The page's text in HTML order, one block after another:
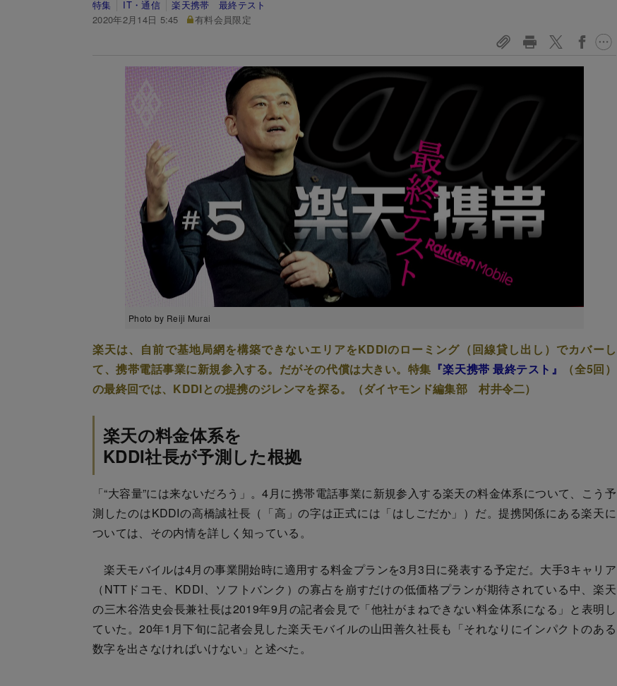
特集 IT・通信
楽天携帯 最終テスト
2020年2月14日 5:45
有料会員限定
Photo by Reiji Murai
楽天は、自前で基地局網を構築できないエリアをKDDIのローミング（回線貸し出し）でカバーし
て、携帯電話事業に新規参入する。だがその代償は大きい。特集 『楽天携帯 最終テスト』
（全5回）
の最終回では、KDDIとの提携のジレンマを探る。（ダイヤモンド編集部 村井令二）
楽天の料金体系を
KDDI社長が予測した根拠
「“大容量”には来ないだろう」。4月に携帯電話事業に新規参入する楽天の料金体系について、こう予
測したのはKDDIの高橋誠社長（「高」の字は正式には「はしごだか」）だ。提携関係にある楽天に
ついては、その内情を詳しく知っている。
楽天モバイルは4月の事業開始時に適用する料金プランを3月3日に発表する予定だ。大手3キャリア
（NTTドコモ、KDDI、ソフトバンク）の寡占を崩すだけの低価格プランが期待されている中、楽天
の三木谷浩史会長兼社長は2019年9月の記者会見で「他社がまねできない料金体系になる」と表明し
ていた。20年1月下旬に記者会見した楽天モバイルの山田善久社長も「それなりにインパクトのある
数字を出さなければいけない」と述べた。